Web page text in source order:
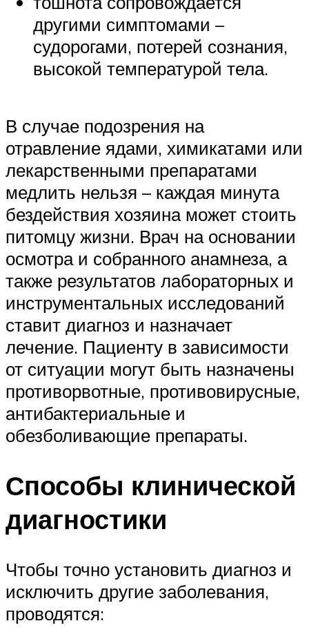
другими симптомами –
судорогами, потерей сознания,
высокой температурой тела.
В случае подозрения на
отравление ядами, химикатами или
лекарственными препаратами
медлить нельзя – каждая минута
бездействия хозяина может стоить
питомцу жизни. Врач на основании
осмотра и собранного анамнеза, а
также результатов лабораторных и
инструментальных исследований
ставит диагноз и назначает
лечение. Пациенту в зависимости
от ситуации могут быть назначены
противорвотные, противовирусные,
антибактериальные и
обезболивающие препараты.
Способы клинической
диагностики
Чтобы точно установить диагноз и
исключить другие заболевания,
проводятся: